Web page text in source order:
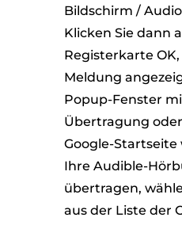
Bildschirm /
Klicken Sie dann
Registerkarte
Meldung
Popup-Fenster
Übertragung
Google-
Ihre Audible-
übertragen,
aus der Liste der